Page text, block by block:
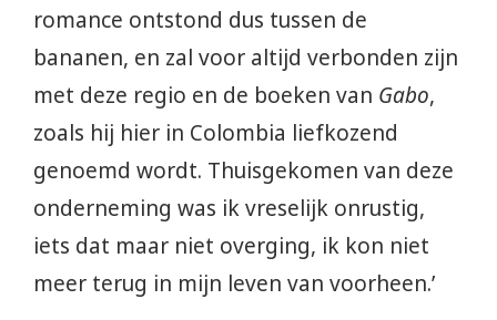
romance ontstond dus tussen de
bananen, en zal voor altijd verbonden zijn
met deze regio en de boeken van Gabo,
zoals hij hier in Colombia liefkozend
genoemd wordt. Thuisgekomen van deze
onderneming was ik vreselijk onrustig,
iets dat maar niet overging, ik kon niet
meer terug in mijn leven van voorheen.’